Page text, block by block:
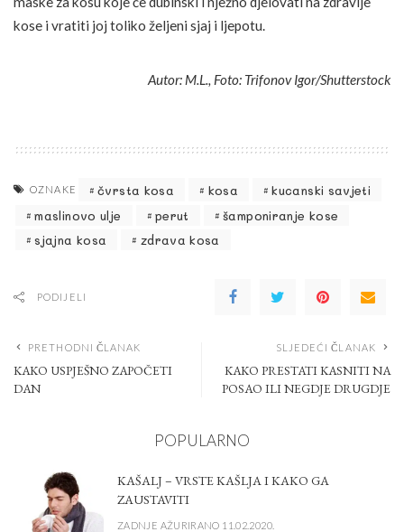
kose i vratiti joj toliko željeni sjaj i ljepotu.
Autor: M.L., Foto: Trifonov Igor/Shutterstock
OZNAKE čvrsta kosa kosa
kucanski savjeti
maslinovo ulje
perut
šamponiranje kose
sjajna kosa
zdrava kosa
PODIJELI
PRETHODNI ČLANAK
KAKO USPJEŠNO ZAPOČETI
DAN
SLJEDEĆI ČLANAK
KAKO PRESTATI KASNITI NA
POSAO ILI NEGDJE DRUGDJE
POPULARNO
KAŠALJ – VRSTE KAŠLJA I KAKO GA
ZAUSTAVITI
ZADNJE AŽURIRANO 11.02.2020.